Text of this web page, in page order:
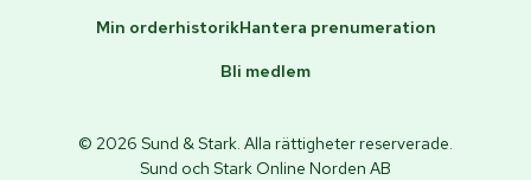
Min orderhistorikHantera prenumeration
Bli medlem
© 2026 Sund & Stark. Alla rättigheter reserverade.
Sund och Stark Online Norden AB